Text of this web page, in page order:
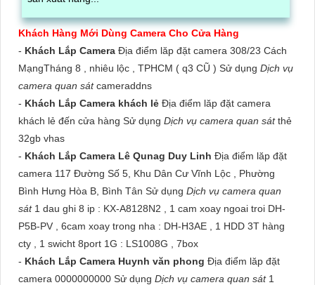
Khách Hàng Mới Dùng Camera Cho Cửa Hàng
- Khách Lắp Camera Địa điểm lăp đặt camera 308/23 Cách
MạngTháng 8 , nhiêu lộc , TPHCM ( q3 CŨ ) Sử dụng Dịch vụ
camera quan sátcameraddns
- Khách Lắp Camera khách lẻ Địa điểm lăp đặt camera
khách lẻ đến cửa hàng Sử dụng Dịch vụ camera quan sátthẻ
32gb vhas
- Khách Lắp Camera Lê Qunag Duy Linh Địa điểm lăp đặt
camera 117 Đường Số 5, Khu Dân Cư Vĩnh Lộc , Phường
Bình Hưng Hòa B, Bình Tân Sử dụng Dịch vụ camera quan
sát 1 dau ghi 8 ip : KX-A8128N2 , 1 cam xoay ngoai troi DH-
P5B-PV , 6cam xoay trong nha : DH-H3AE , 1 HDD 3T hàng
cty , 1 swicht 8port 1G : LS1008G , 7box
- Khách Lắp Camera Huynh văn phong Địa điểm lăp đặt
camera 0000000000 Sử dụng Dịch vụ camera quan sát 1